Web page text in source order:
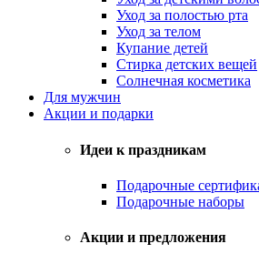
Уход за полостью рта
Уход за телом
Купание детей
Стирка детских вещей
Солнечная косметика
Для мужчин
Акции и подарки
Идеи к праздникам
Подарочные
Подарочные наборы
Акции и предложения